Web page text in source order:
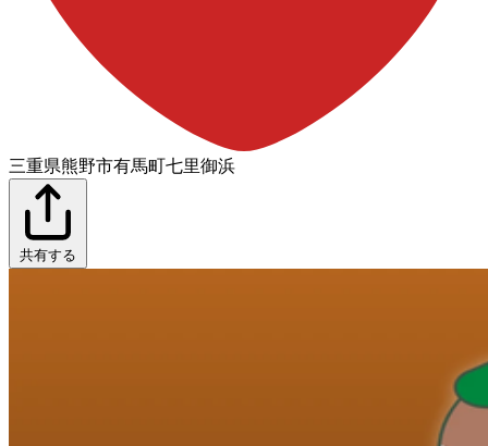
三重県熊野市有馬町七里御浜
共有する